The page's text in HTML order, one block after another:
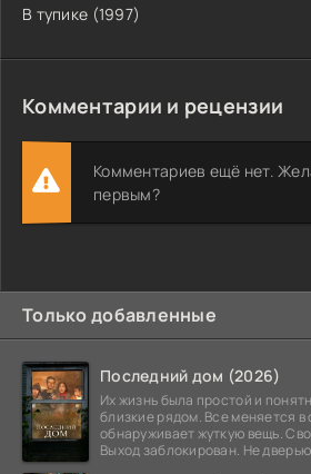
В тупике (1997)
Комментарии и рецензии
Комментариев ещё нет.
первым?
Только добавленные
Последний дом (2026)
Их жизнь была простой и
близкие рядом. Все меняется в
обнаруживает жуткую вещь.
Выход заблокирован. Не